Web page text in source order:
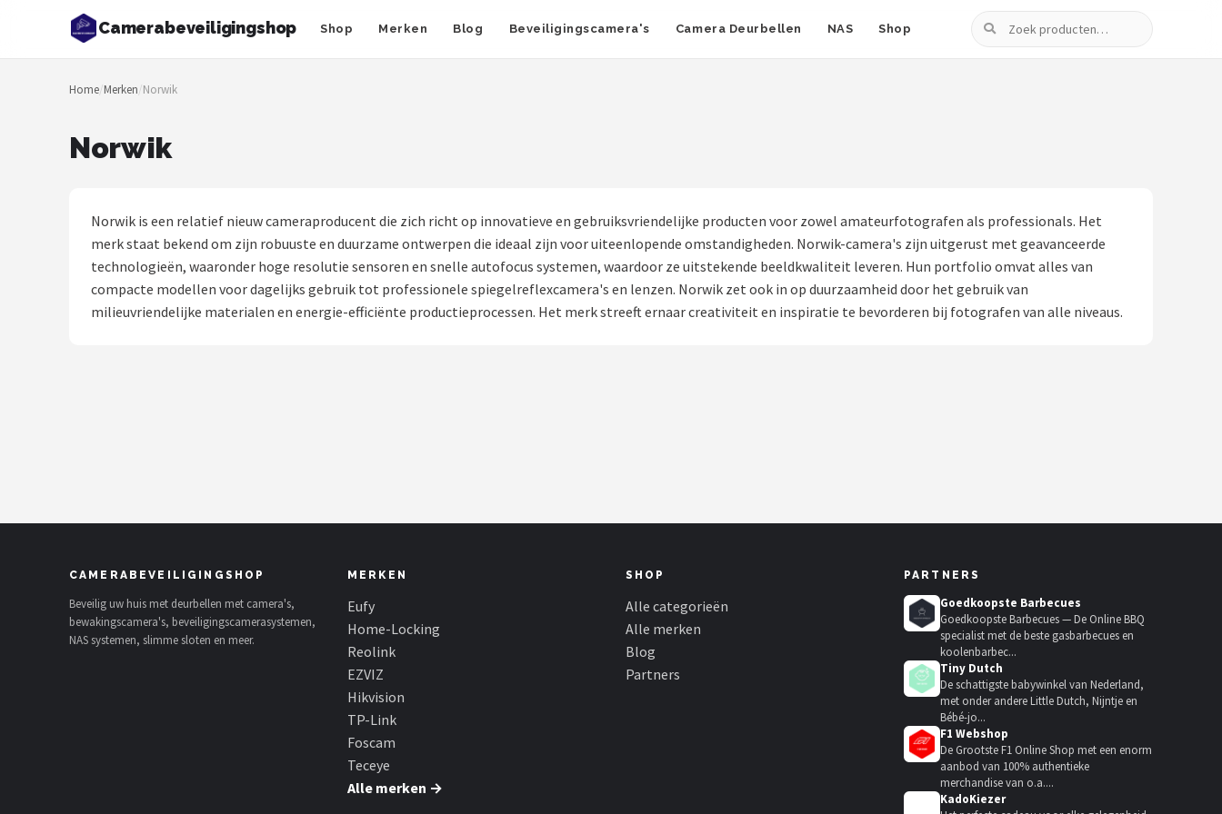
Camerabeveiligingshop Shop Merken Blog Beveiligingscamera's Camera Deurbellen NAS Shop
Zoeken
Zoeken
NAVIGATIE
Beveiligingscamera's
Camera Deurbellen
EZVIZ
Hikvision
Home/Merken/Norwik
Norwik
Norwik is een relatief nieuw cameraproducent die zich richt op innovatieve en gebruiksvriendelijke producten voor zowel amateurfotografen als professionals. Het
merk staat bekend om zijn robuuste en duurzame ontwerpen die ideaal zijn voor uiteenlopende omstandigheden. Norwik-camera's zijn uitgerust met geavanceerde
technologieën, waaronder hoge resolutie sensoren en snelle autofocus systemen, waardoor ze uitstekende beeldkwaliteit leveren. Hun portfolio omvat alles van
compacte modellen voor dagelijks gebruik tot professionele spiegelreflexcamera's en lenzen. Norwik zet ook in op duurzaamheid door het gebruik van
milieuvriendelijke materialen en energie-efficiënte productieprocessen. Het merk streeft ernaar creativiteit en inspiratie te bevorderen bij fotografen van alle niveaus.
CAMERABEVEILIGINGSHOP
Beveilig uw huis met deurbellen met camera's,
bewakingscamera's, beveiligingscamerasystemen,
NAS systemen, slimme sloten en meer.
MERKEN
Eufy
Home-Locking
Reolink
EZVIZ
Hikvision
TP-Link
Foscam
Teceye
Alle merken →
SHOP
Alle categorieën
Alle merken
Blog
Partners
PARTNERS
Goedkoopste Barbecues
Goedkoopste Barbecues — De Online BBQ
specialist met de beste gasbarbecues en
koolenbarbec...
Tiny Dutch
De schattigste babywinkel van Nederland,
met onder andere Little Dutch, Nijntje en
Bébé-jo...
F1 Webshop
De Grootste F1 Online Shop met een enorm
aanbod van 100% authentieke
merchandise van o.a....
KadoKiezer